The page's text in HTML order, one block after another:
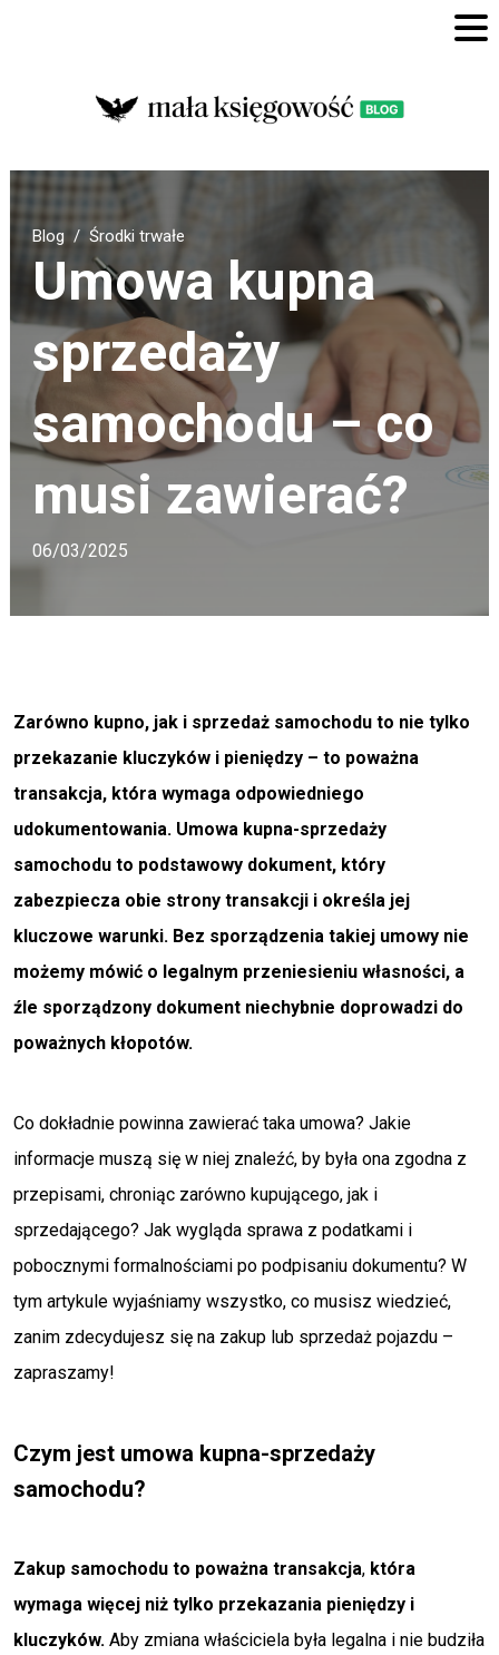
Blog Środki trwałe
Umowa kupna
sprzedaży
samochodu – co
musi zawierać?
06/03/2025
Zarówno kupno, jak i sprzedaż samochodu to nie tylko
przekazanie kluczyków i pieniędzy – to poważna
transakcja, która wymaga odpowiedniego
udokumentowania. Umowa kupna-sprzedaży
samochodu to podstawowy dokument, który
zabezpiecza obie strony transakcji i określa jej
kluczowe warunki. Bez sporządzenia takiej umowy nie
możemy mówić o legalnym przeniesieniu własności, a
źle sporządzony dokument niechybnie doprowadzi do
poważnych kłopotów.
Co dokładnie powinna zawierać taka umowa? Jakie
informacje muszą się w niej znaleźć, by była ona zgodna z
przepisami, chroniąc zarówno kupującego, jak i
sprzedającego? Jak wygląda sprawa z podatkami i
pobocznymi formalnościami po podpisaniu dokumentu? W
tym artykule wyjaśniamy wszystko, co musisz wiedzieć,
zanim zdecydujesz się na zakup lub sprzedaż pojazdu –
zapraszamy!
Czym jest umowa kupna-sprzedaży
samochodu?
Zakup samochodu to poważna transakcja, która
wymaga więcej niż tylko przekazania pieniędzy i
kluczyków. Aby zmiana właściciela była legalna i nie budziła